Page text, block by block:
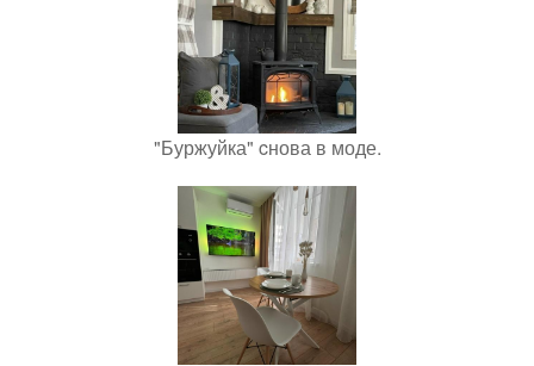
"Буржуйка" cнова в моде.